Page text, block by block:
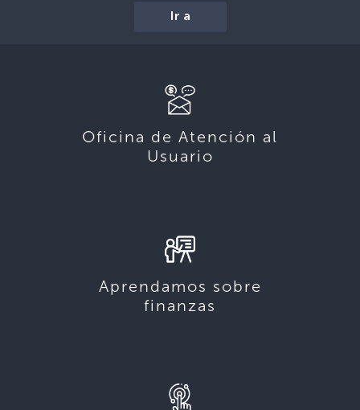
Ir a
Oficina de Atención al
Usuario
Aprendamos sobre
finanzas